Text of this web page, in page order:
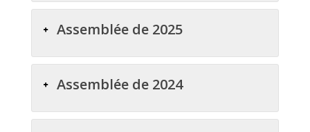
Assemblée de 2025
Assemblée de 2024